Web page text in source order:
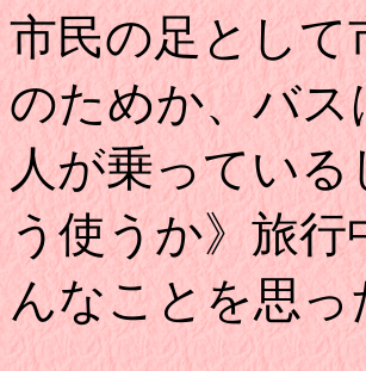
市民の足とし
のためか、バ
人が乗ってい
う使うか》旅
んなことを思っ